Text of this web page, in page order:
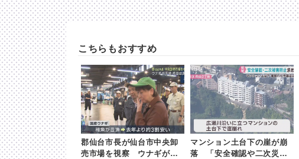
こちらもおすすめ
郡仙台市長が仙台市中央卸
売市場を視察 ウナギが安
マンション土台下の崖が崩
落 「安全確認や二次災害